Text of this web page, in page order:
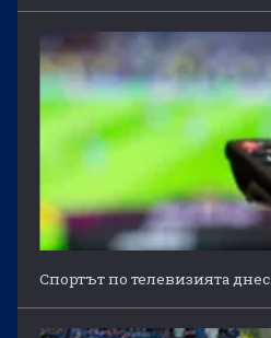
Спортът по телевизията днес